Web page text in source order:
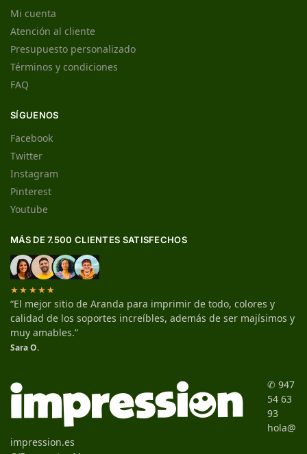
Mi cuenta
Atención al cliente
Presupuesto personalizado
Términos y condiciones
FAQ
SÍGUENOS
Facebook
Twitter
Instagram
Pinterest
Youtube
MÁS DE 7.500 CLIENTES SATISFECHOS
★★★★★
“El mejor sitio de Aranda para imprimir de todo, colores y
calidad de los soportes increíbles, además de ser majísimos y
muy amables.”
Sara O.
✆ 947
54 63
93
hola@
impression.es